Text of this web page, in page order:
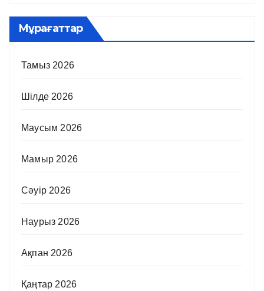
Мұрағаттар
Тамыз 2026
Шілде 2026
Маусым 2026
Мамыр 2026
Сәуір 2026
Наурыз 2026
Ақпан 2026
Қаңтар 2026